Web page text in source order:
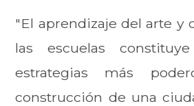
"El aprendizaje del arte y
las escuelas
estrategias más
construcción de una